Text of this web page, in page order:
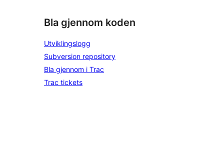
Bla gjennom koden
Utviklingslogg
Subversion repository
Bla gjennom i Trac
Trac tickets